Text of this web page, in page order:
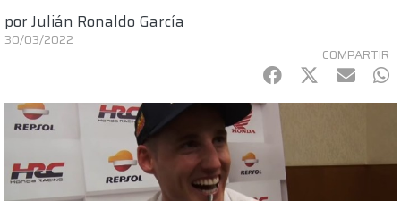
porJulián Ronaldo García
30/03/2022
COMPARTIR
Facebook
Twitter
mail